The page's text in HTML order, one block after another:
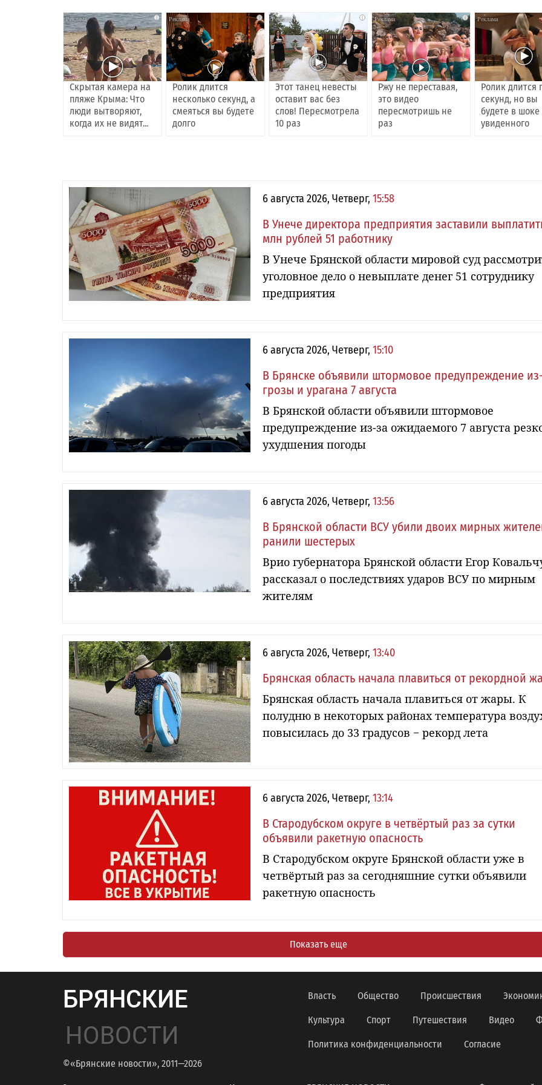
i
Скрытая камера на
пляже Крыма: Что
люди вытворяют,
когда их не видят...
i
Ролик длится
несколько секунд, а
смеяться вы будете
долго
i
Этот танец невесты
оставит вас без
слов! Пересмотрела
10 раз
i
Ржу не переставая,
это видео
пересмотришь не
раз
Ролик длится
секунд, но вы
будете в шоке
увиденного
6 августа 2026, Четверг, 15:58
В Унече директора предприятия заставили
млн рублей 51 работнику
В Унече Брянской области мировой суд
уголовное дело о невыплате денег 51 сотруднику
предприятия
6 августа 2026, Четверг, 15:10
В Брянске объявили штормовое предупреждение
грозы и урагана 7 августа
В Брянской области объявили штормовое
предупреждение из-за ожидаемого 7 августа
ухудшения погоды
6 августа 2026, Четверг, 13:56
В Брянской области ВСУ убили двоих мирных
ранили шестерых
Врио губернатора Брянской области Егор
рассказал о последствиях ударов ВСУ по мирным
жителям
6 августа 2026, Четверг, 13:40
Брянская область начала плавиться от рекордной
Брянская область начала плавиться от жары. К
полудню в некоторых районах температура
повысилась до 33 градусов − рекорд лета
6 августа 2026, Четверг, 13:14
В Стародубском округе в четвёртый раз за сутки
объявили ракетную опасность
В Стародубском округе Брянской области уже в
четвёртый раз за сегодняшние сутки объявили
ракетную опасность
Показать еще
БРЯНСКИЕ
НОВОСТИ
©«Брянские новости», 2011—2026
Власть Общество Происшествия
Культура Спорт Путешествия Видео
Политика конфиденциальности Согласие